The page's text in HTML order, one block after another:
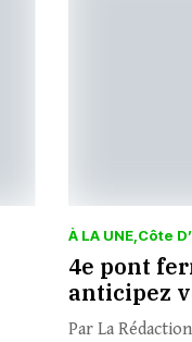
À LA UNE Côte
4e pont
anticipez
Par La